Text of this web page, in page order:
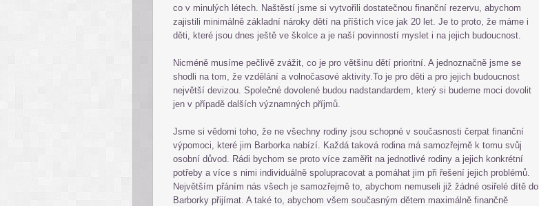
co v minulých létech. Naštěstí jsme si vytvořili dostatečnou finanční rezervu, abychom
zajistili minimálně základní nároky dětí na příštích více jak 20 let. Je to proto, že máme i
děti, které jsou dnes ještě ve školce a je naší povinností myslet i na jejich budoucnost.
Nicméně musíme pečlivě zvážit, co je pro většinu dětí prioritní. A jednoznačně jsme se
shodli na tom, že vzdělání a volnočasové aktivity.To je pro děti a pro jejich budoucnost
největší devizou. Společné dovolené budou nadstandardem, který si budeme moci dovolit
jen v případě dalších významných příjmů.
Jsme si vědomi toho, že ne všechny rodiny jsou schopné v současnosti čerpat finanční
výpomoci, které jim Barborka nabízí. Každá taková rodina má samozřejmě k tomu svůj
osobní důvod. Rádi bychom se proto více zaměřit na jednotlivé rodiny a jejich konkrétní
potřeby a více s nimi individuálně spolupracovat a pomáhat jim při řešení jejich problémů.
Největším přáním nás všech je samozřejmě to, abychom nemuseli již žádné osiřelé dítě do
Barborky přijímat. A také to, abychom všem současným dětem maximálně finančně